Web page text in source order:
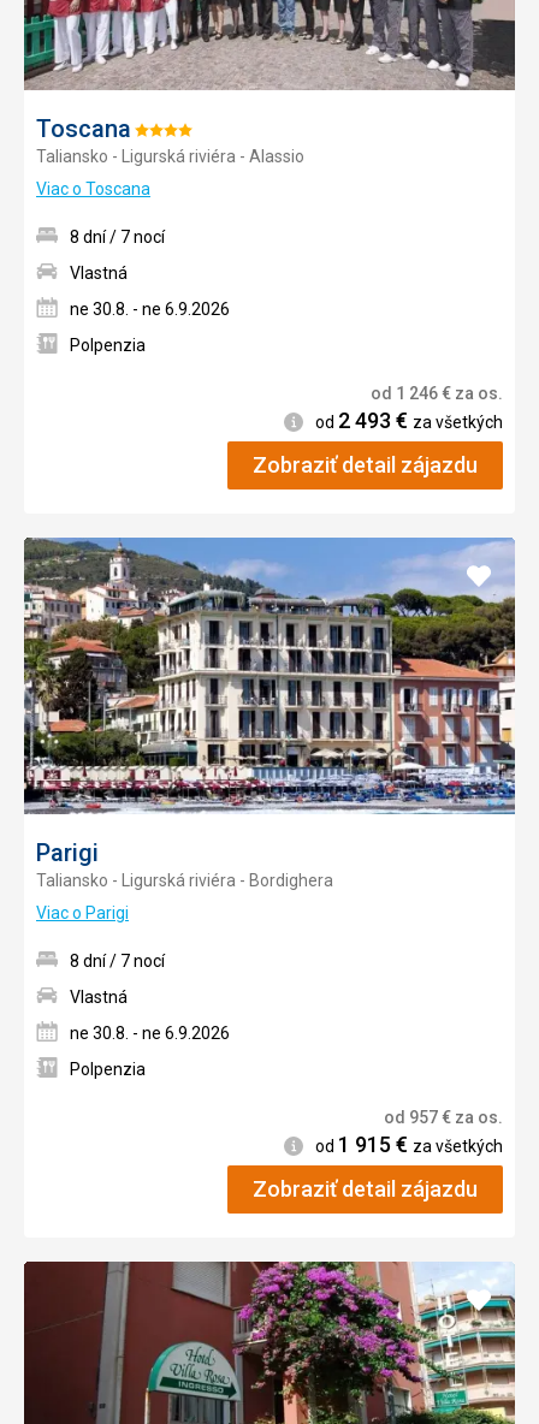
Toscana Hodnotenie:
4/5
Taliansko - Ligurská riviéra - Alassio
Viac o Toscana
8 dní / 7 nocí
Vlastná
ne 30.8. - ne 6.9.2026
Polpenzia
od 1 246€ za os.
Informácie
od 2 493 € za všetkých
Zobraziť detail zájazdu
Parigi
Taliansko - Ligurská riviéra - Bordighera
Viac o Parigi
Pridať
do
8 dní / 7 nocí
Vlastná
ne 30.8. - ne 6.9.2026
Polpenzia
od 957€ za os.
Informácie
od 1 915€ za všetkých
Zobraziť detail zájazdu
Pridať
do